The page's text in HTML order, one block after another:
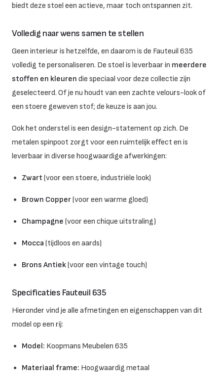
biedt deze stoel een actieve, maar toch ontspannen zit.
Volledig naar wens samen te stellen
Geen interieur is hetzelfde, en daarom is de Fauteuil 635
volledig te personaliseren. De stoel is leverbaar in meerdere
stoffen en kleuren die speciaal voor deze collectie zijn
geselecteerd. Of je nu houdt van een zachte velours-look of
een stoere geweven stof; de keuze is aan jou.
Ook het onderstel is een design-statement op zich. De
metalen spinpoot zorgt voor een ruimtelijk effect en is
leverbaar in diverse hoogwaardige afwerkingen:
Zwart (voor een stoere, industriële look)
Brown Copper(voor een warme gloed)
Champagne (voor een chique uitstraling)
Mocca (tijdloos en aards)
Brons Antiek(voor een vintage touch)
Specificaties Fauteuil 635
Hieronder vind je alle afmetingen en eigenschappen van dit
model op een rij:
Model: Koopmans Meubelen 635
Materiaal frame: Hoogwaardig metaal